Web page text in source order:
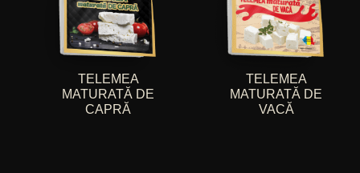
TELEMEA
MATURATĂ DE
CAPRĂ
TELEMEA
MATURATĂ DE
VACĂ